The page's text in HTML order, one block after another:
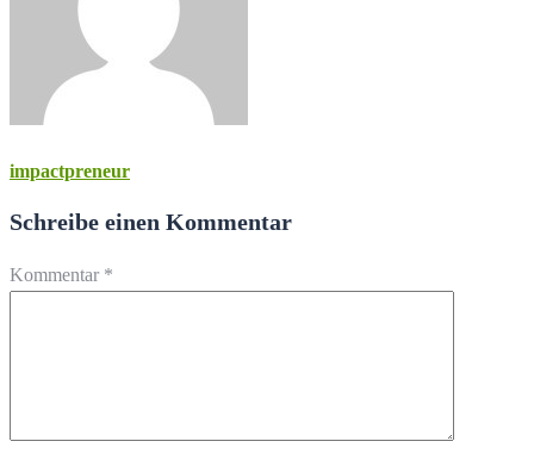
impactpreneur
Schreibe einen Kommentar
Kommentar *